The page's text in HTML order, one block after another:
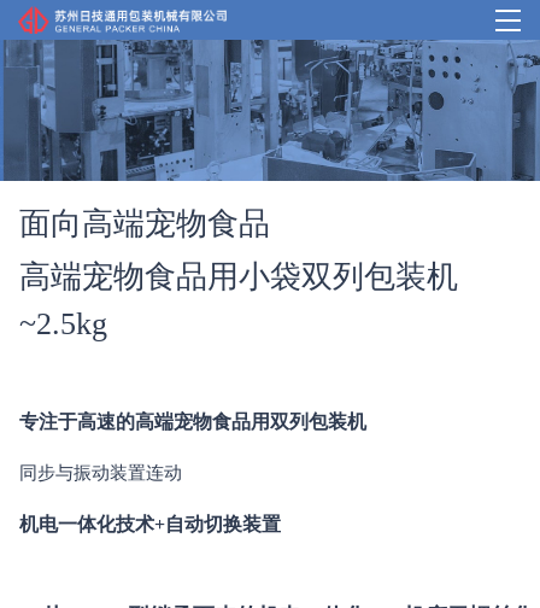
首页
产品中心
我们的优势
案例介绍
客户支持
面向高端宠物食品
高端宠物食品用小袋双列包装机
~2.5kg
专注于高速的高端宠物食品用双列包装机
同步与振动装置连动
机电一体化技术+自动切换装置